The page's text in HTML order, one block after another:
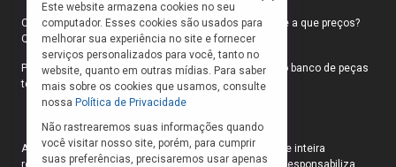
Como faço para ir ao teatro? Onde compro ingressos e a que preços?
Quais peças estão em cartaz?
Para responder a essas e outras perguntas, criamos o banco de peças
teatrais do INFOTEATRO.
As informações das peças cadastradas no site são de inteira
responsabilidade das produções. O Infoteatro não se responsabiliza
Este website armazena cookies no seu
computador. Esses cookies são usados para
melhorar sua experiência no site e fornecer
serviços personalizados para você, tanto no
website, quanto em outras mídias. Para saber
mais sobre os cookies que usamos, consulte
nossa Política de Privacidade
Não rastrearemos suas informações quando
você visitar nosso site, porém, para cumprir
suas preferências, precisaremos usar apenas